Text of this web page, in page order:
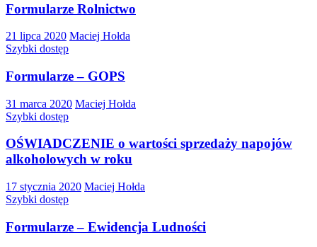
Formularze Rolnictwo
21 lipca 2020 Maciej Hołda
Szybki dostęp
Formularze – GOPS
31 marca 2020 Maciej Hołda
Szybki dostęp
OŚWIADCZENIE o wartości sprzedaży napojów
alkoholowych w roku
17 stycznia 2020 Maciej Hołda
Szybki dostęp
Formularze – Ewidencja Ludności